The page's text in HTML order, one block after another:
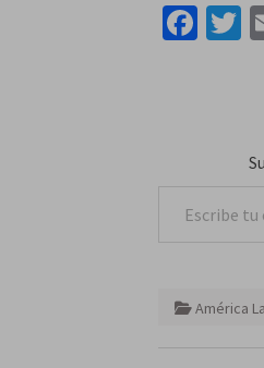
América